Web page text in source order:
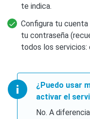
te indica.
Configura tu
tu contraseña
todos los servicios:
¿Puedo usar
activar el
No. A